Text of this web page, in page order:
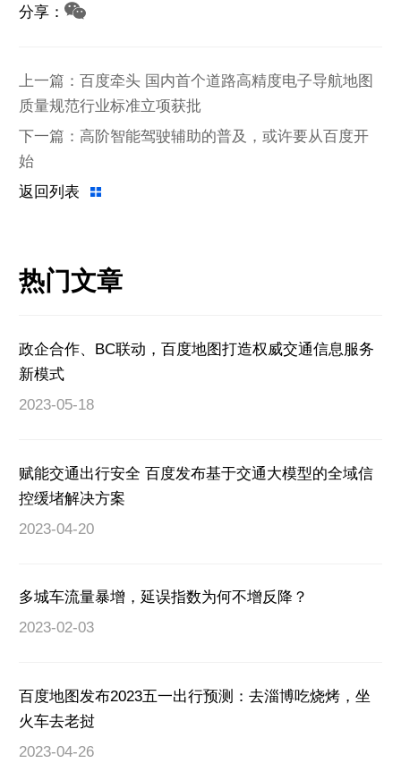
分享：
上一篇：百度牵头 国内首个道路高精度电子导航地图
质量规范行业标准立项获批
返回列表
下一篇：高阶智能驾驶辅助的普及，或许要从百度开
始
热门文章
政企合作、BC联动，百度地图打造权威交通信息服务
新模式
2023-05-18
赋能交通出行安全 百度发布基于交通大模型的全域信
控缓堵解决方案
2023-04-20
多城车流量暴增，延误指数为何不增反降？
2023-02-03
百度地图发布2023五一出行预测：去淄博吃烧烤，坐
火车去老挝
2023-04-26